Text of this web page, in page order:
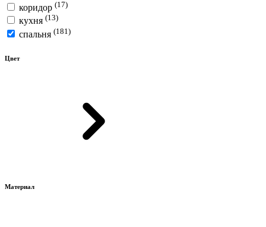
коридор (17)
кухня (13)
спальня (181)
Цвет
Материал